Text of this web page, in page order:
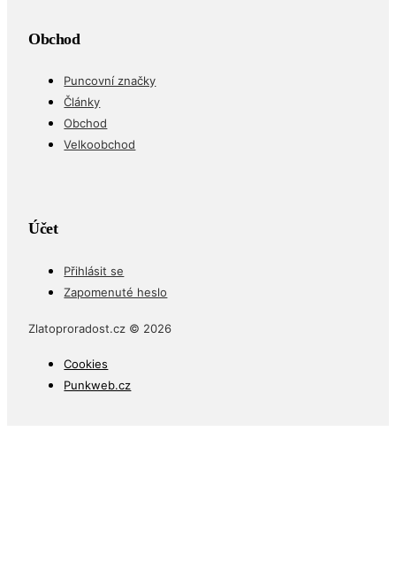
Obchod
Puncovní značky
Články
Obchod
Velkoobchod
Účet
Přihlásit se
Zapomenuté heslo
Zlatoproradost.cz © 2026
Cookies
Punkweb.cz